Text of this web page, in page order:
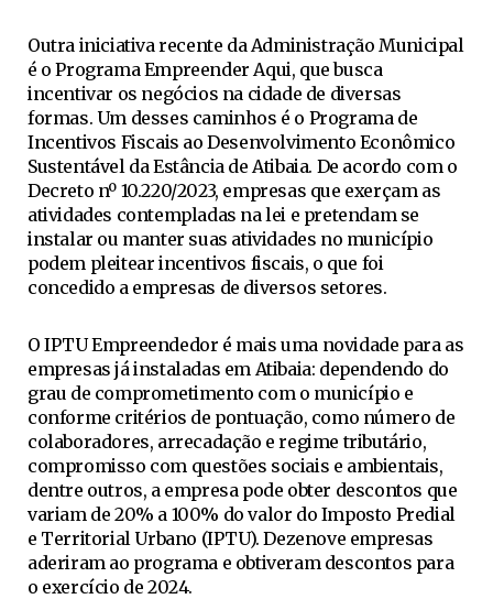
Outra iniciativa recente da Administração Municipal
é o Programa Empreender Aqui, que busca
incentivar os negócios na cidade de diversas
formas. Um desses caminhos é o Programa de
Incentivos Fiscais ao Desenvolvimento Econômico
Sustentável da Estância de Atibaia. De acordo com o
Decreto nº 10.220/2023, empresas que exerçam as
atividades contempladas na lei e pretendam se
instalar ou manter suas atividades no município
podem pleitear incentivos fiscais, o que foi
concedido a empresas de diversos setores.
O IPTU Empreendedor é mais uma novidade para as
empresas já instaladas em Atibaia: dependendo do
grau de comprometimento com o município e
conforme critérios de pontuação, como número de
colaboradores, arrecadação e regime tributário,
compromisso com questões sociais e ambientais,
dentre outros, a empresa pode obter descontos que
variam de 20% a 100% do valor do Imposto Predial
e Territorial Urbano (IPTU). Dezenove empresas
aderiram ao programa e obtiveram descontos para
o exercício de 2024.